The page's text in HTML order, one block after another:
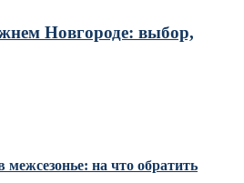
Новгороде: выбор,
на что обратить